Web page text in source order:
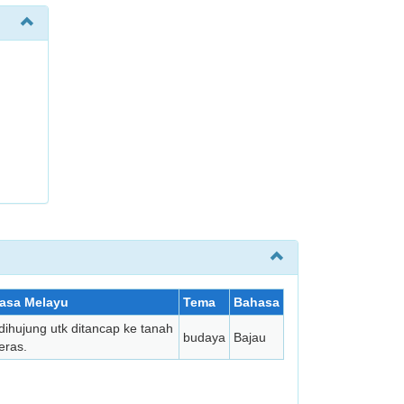
Melayu Tema Bahasa
utk ditancap ke tanah
budaya Bajau